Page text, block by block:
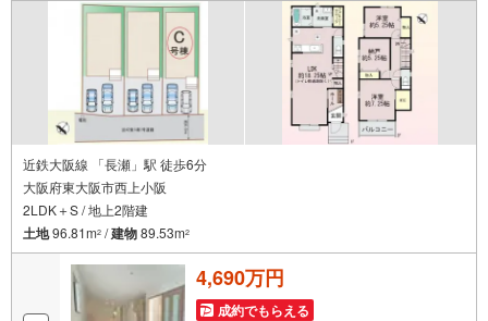
近鉄大阪線 「長瀬」駅 徒歩6分
大阪府東大阪市西上小阪
2LDK＋S / 地上2階建
土地96.81m2 /建物89.53m2
4,690万円
成約でもらえる